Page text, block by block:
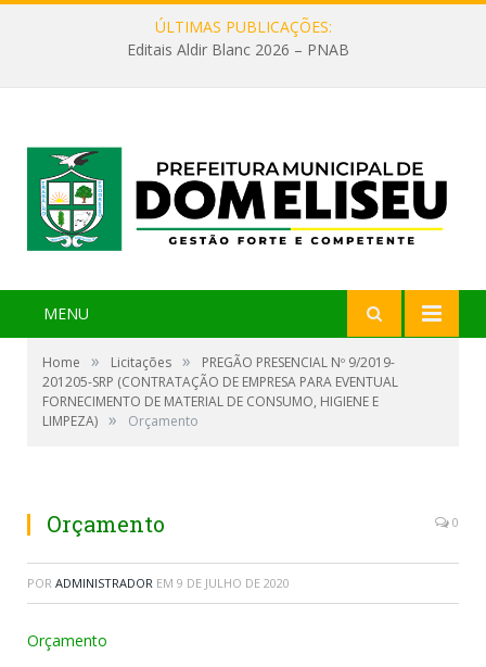
ÚLTIMAS PUBLICAÇÕES:
Editais Aldir Blanc 2026 – PNAB
MENU
Home » Licitações »
PREGÃO PRESENCIAL Nº 9/2019-
201205-SRP (CONTRATAÇÃO DE EMPRESA PARA EVENTUAL
FORNECIMENTO DE MATERIAL DE CONSUMO, HIGIENE E
LIMPEZA) » Orçamento
Orçamento 0
POR ADMINISTRADOR EM 9 DE JULHO DE 2020
Orçamento